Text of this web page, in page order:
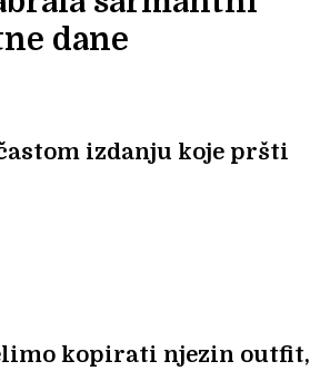
dane
izdanju koje pršti
kopirati njezin outfit,